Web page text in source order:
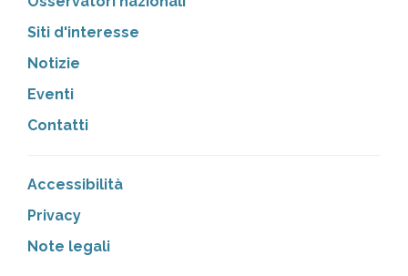
Siti d'interesse
Notizie
Eventi
Contatti
Accessibilità
Privacy
Note legali